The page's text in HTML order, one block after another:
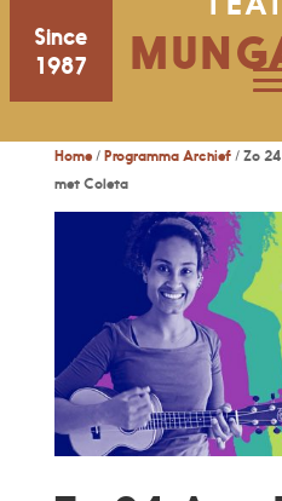
Since
1987
Home/ Programma Archief/ Zo 24
met Coleta